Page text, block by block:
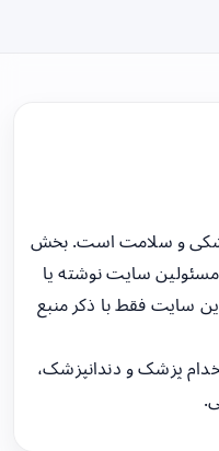
و سلامت است. بخش
سایت نوشته یا
سایت فقط با ذکر منبع
پزشک و دندانپزشک،